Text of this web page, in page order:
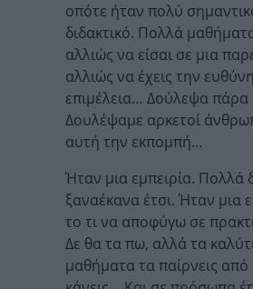
οπότε ήταν πολύ
διδακτικό. Πολλά μαθήματα
αλλιώς να είσαι σε μια
αλλιώς να έχεις την
επιμέλεια… Δούλεψα πάρα
Δουλέψαμε αρκετοί
αυτή την εκπομπή…
Ήταν μια εμπειρία. Πολλά
ξαναέκανα έτσι. Ήταν μια
το τι να αποφύγω σε
Δε θα τα πω, αλλά τα
μαθήματα τα παίρνεις